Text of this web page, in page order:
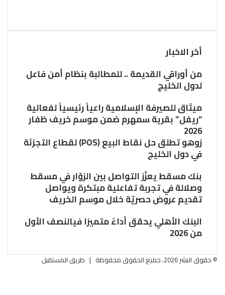
أخر الاخبار
من أوراقي القديمة .. للمطالبة بنظام أمن فاعل
لدول الخليج
ميثاق للصيرفة الإسلامية راعياً رئيسياً لفعالية
“ريفل” بقرية سمهرم ضمن موسم خريف ظفار
2026
زوهو تطلق حل نقاط البيع (POS) لقطاع التجزئة
في دول الخليج
بنك مسقط يعزّز التواصل بين الزوّار في مسقط
وصلالة في تجربة تفاعلية مبتكرة ويواصل
تقديم عروض حصريّة خلال موسم الخريف
البنك الأهلي يحقق أداءً متميزا فيالنصف الأول
من 2026
© حقوق النشر 2026، جميع الحقوق محفوظة |
طريق المستقبل